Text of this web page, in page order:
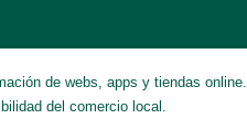
de webs, apps y tiendas online.
del comercio local.